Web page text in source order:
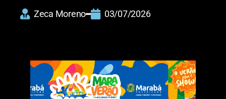
Zeca Moreno 03/07/2026